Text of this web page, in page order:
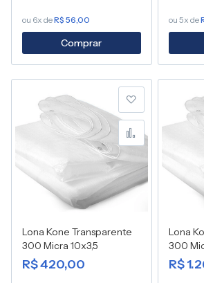
ou 6x deR$ 56,00
Comprar
ou 5x de
Lona Kone Transparente
300 Micra 10x3,5
R$ 420,00
Adicionar
Adicionar
Lona
300
R$